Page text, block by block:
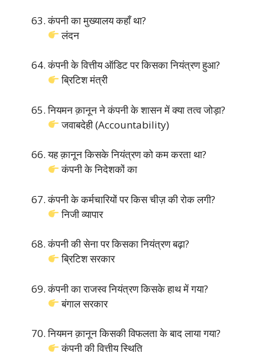
कंपनी का मुख्यालय कहाँ था?
लंदन
कंपनी के वित्तीय ऑडिट पर किसका नियंत्रण हुआ?
ब्रिटिश मंत्री
नियमन क़ानून ने कंपनी के शासन में क्या तत्व जोड़ा?
जवाबदेही (Accountability)
यह क़ानून किसके नियंत्रण को कम करता था?
कंपनी के निदेशकों का
कंपनी के कर्मचारियों पर किस चीज़ की रोक लगी?
निजी व्यापार
कंपनी की सेना पर किसका नियंत्रण बढ़ा?
ब्रिटिश सरकार
कंपनी का राजस्व नियंत्रण किसके हाथ में गया?
बंगाल सरकार
नियमन क़ानून किसकी विफलता के बाद लाया गया?
कंपनी की वित्तीय स्थिति